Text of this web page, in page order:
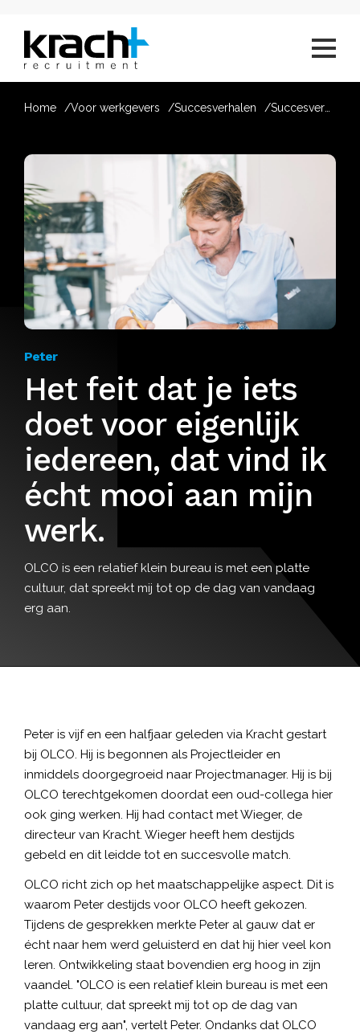
Home Voor werkgevers Succesverhalen
Peter
Het feit dat je iets
doet voor eigenlijk
iedereen, dat vind ik
écht mooi aan mijn
werk.
OLCO is een relatief klein bureau is met een platte
cultuur, dat spreekt mij tot op de dag van vandaag
erg aan.
Peter is vijf en een halfjaar geleden via Kracht gestart
bij OLCO. Hij is begonnen als Projectleider en
inmiddels doorgegroeid naar Projectmanager. Hij is bij
OLCO terechtgekomen doordat een oud-collega hier
ook ging werken. Hij had contact met Wieger, de
directeur van Kracht. Wieger heeft hem destijds
gebeld en dit leidde tot en succesvolle match.
OLCO richt zich op het maatschappelijke aspect. Dit is
waarom Peter destijds voor OLCO heeft gekozen.
Tijdens de gesprekken merkte Peter al gauw dat er
écht naar hem werd geluisterd en dat hij hier veel kon
leren. Ontwikkeling staat bovendien erg hoog in zijn
vaandel. "OLCO is een relatief klein bureau is met een
platte cultuur, dat spreekt mij tot op de dag van
vandaag erg aan", vertelt Peter. Ondanks dat OLCO